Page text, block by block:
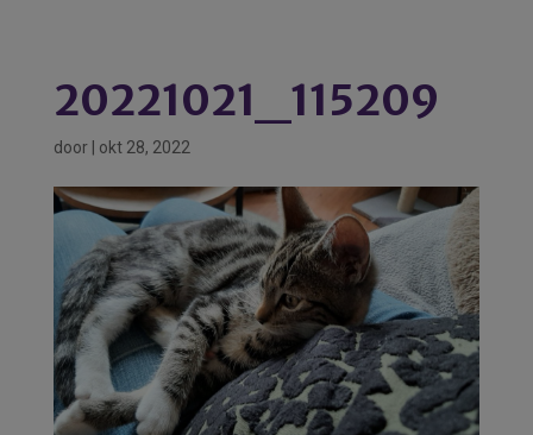
20221021_115209
door okt 28, 2022